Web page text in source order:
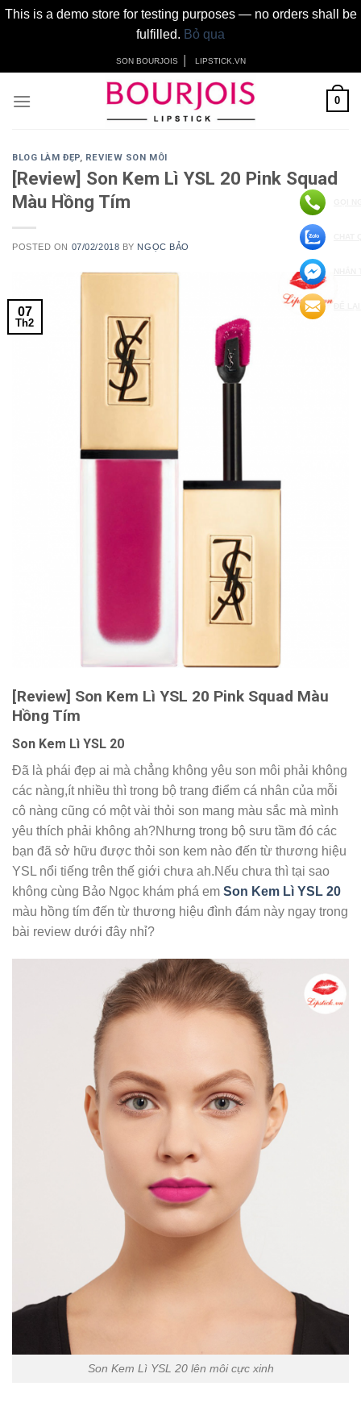
This is a demo store for testing purposes — no orders shall be
fulfilled. Bỏ qua
content
SON BOURJOIS LIPSTICK.VN
0
BLOG LÀM ĐẸP, REVIEW SON MÔI
[Review] Son Kem Lì YSL 20 Pink Squad
Màu Hồng Tím
POSTED ON 07/02/2018 BY NGỌC BẢO
07
Th2
[Review] Son Kem Lì YSL 20 Pink Squad Màu
Hồng Tím
Son Kem Lì YSL 20
Đã là phái đẹp ai mà chẳng không yêu son môi phải không
các nàng,ít nhiều thì trong bộ trang điểm cá nhân của mỗi
cô nàng cũng có một vài thỏi son mang màu sắc mà mình
yêu thích phải không ah?Nhưng trong bộ sưu tầm đó các
bạn đã sở hữu được thỏi son kem nào đến từ thương hiệu
YSL nổi tiếng trên thế giới chưa ah.Nếu chưa thì tại sao
không cùng Bảo Ngọc khám phá em Son Kem Lì YSL 20
màu hồng tím đến từ thương hiệu đình đám này ngay trong
bài review dưới đây nhỉ?
Son Kem Lì YSL 20 lên môi cực xinh